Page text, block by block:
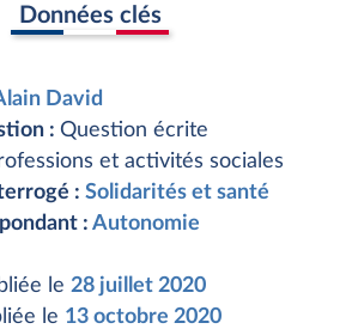
Données clés
David
: Question écrite
et activités sociales
: Solidarités et santé
: Autonomie
le 28 juillet 2020
le 13 octobre 2020